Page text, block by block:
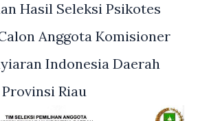
Hasil Seleksi Psikotes
Anggota Komisioner
Indonesia Daerah
Provinsi Riau